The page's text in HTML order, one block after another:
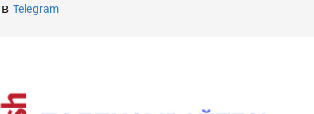
Telegram